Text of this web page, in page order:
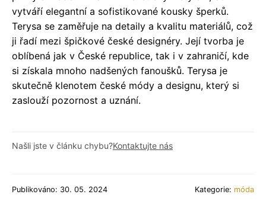
vytváří elegantní a sofistikované kousky šperků.
Terysa se zaměřuje na detaily a kvalitu materiálů, což
ji řadí mezi špičkové české designéry. Její tvorba je
oblíbená jak v České republice, tak i v zahraničí, kde
si získala mnoho nadšených fanoušků. Terysa je
skutečně klenotem české módy a designu, který si
zaslouží pozornost a uznání.
Našli jste v článku chybu?Kontaktujte nás
Publikováno: 30. 05. 2024 Kategorie: móda